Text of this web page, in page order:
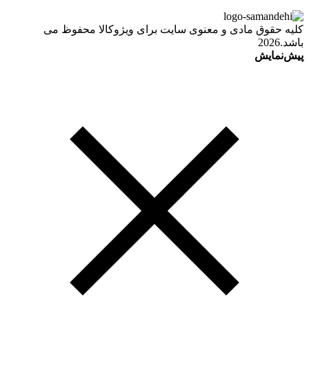
کلیه حقوق مادی و معنوی سایت برای ویژوکالا محفوظ می
باشد.2026
پیش‌نمایش